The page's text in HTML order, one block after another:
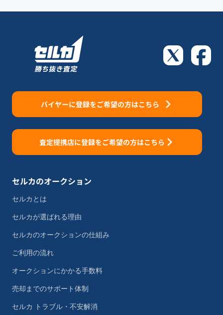
バイヤーに登録をご希望の方はこちら
査定提携店に登録をご希望の方はこちら
セルカのオークション
セルカとは
セルカが選ばれる理由
セルカのオークションの仕組み
ご利用の流れ
オークションにかかる手数料
売却までのサポート体制
セルカ トラブル・不安解消